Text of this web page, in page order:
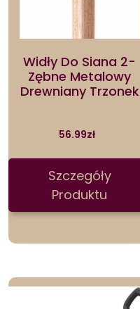
Widły Do Siana 2-
Zębne Metalowy
Drewniany Trzonek
56.99zł
Szczegóły
Produktu